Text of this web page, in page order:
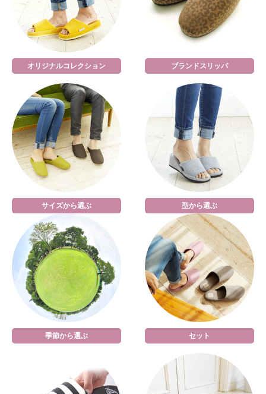
オリジナルコレクション ブランドスリッパ
サイズから選ぶ 型から選ぶ
季節から選ぶ セット